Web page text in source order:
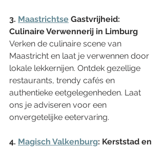
3. Maastrichtse Gastvrijheid:
Culinaire Verwennerij in Limburg
Verken de culinaire scene van
Maastricht en laat je verwennen door
lokale lekkernijen. Ontdek gezellige
restaurants, trendy cafés en
authentieke eetgelegenheden. Laat
ons je adviseren voor een
onvergetelijke eetervaring.
4. Magisch Valkenburg: Kerststad en